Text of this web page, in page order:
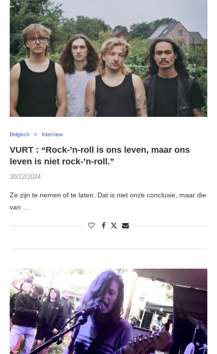
Belgisch Interview
VURT : “Rock-’n-roll is ons leven, maar ons
leven is niet rock-’n-roll.”
30/12/2024
Ze zijn te nemen of te laten. Dat is niet onze conclusie, maar die
van …